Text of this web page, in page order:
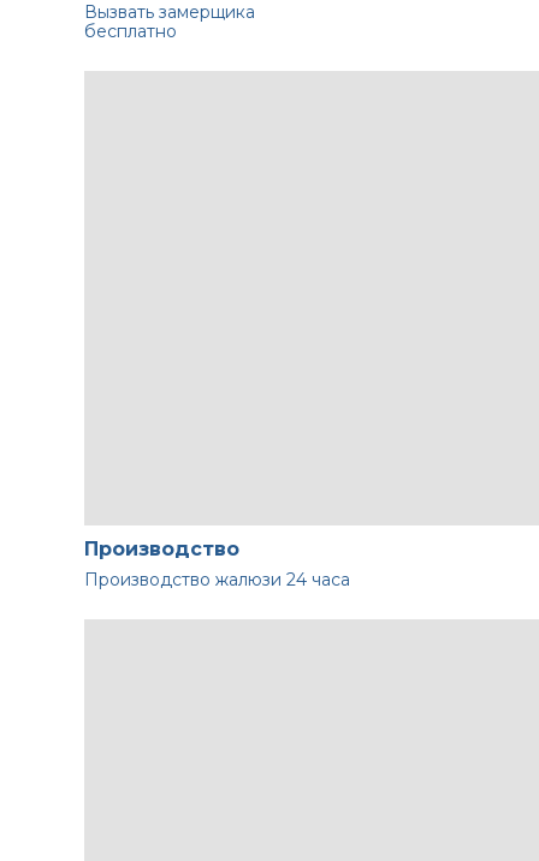
Вызвать замерщика
бесплатно
Производство
Производство жалюзи 24 часа